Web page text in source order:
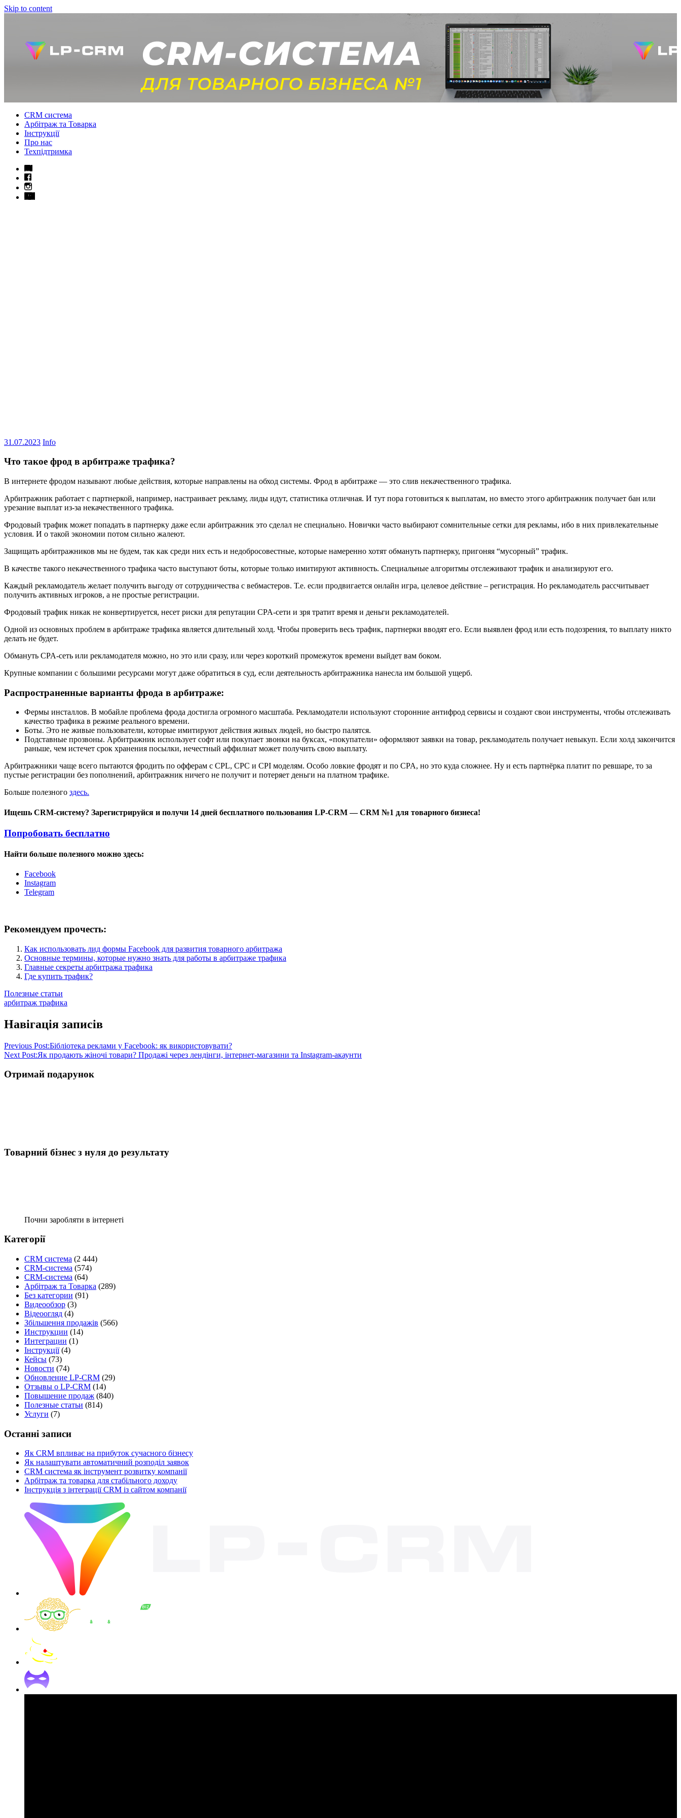
Skip to content
CRM система
Арбітраж та Товарка
Інструкції
Про нас
Техпідтримка
31.07.2023 Info
Что такое фрод в арбитраже трафика?
В интернете фродом называют любые действия, которые направлены на обход системы. Фрод в арбитраже — это слив некачественного трафика.
Арбитражник работает с партнеркой, например, настраивает рекламу, лиды идут, статистика отличная. И тут пора готовиться к выплатам, но вместо этого арбитражник получает бан или
урезание выплат из-за некачественного трафика.
Фродовый трафик может попадать в партнерку даже если арбитражник это сделал не специально. Новички часто выбирают сомнительные сетки для рекламы, ибо в них привлекательные
условия. И о такой экономии потом сильно жалеют.
Защищать арбитражников мы не будем, так как среди них есть и недобросовестные, которые намеренно хотят обмануть партнерку, пригоняя “мусорный” трафик.
В качестве такого некачественного трафика часто выступают боты, которые только имитируют активность. Специальные алгоритмы отслеживают трафик и анализируют его.
Каждый рекламодатель желает получить выгоду от сотрудничества с вебмастеров. Т.е. если продвигается онлайн игра, целевое действие – регистрация. Но рекламодатель рассчитывает
получить активных игроков, а не простые регистрации.
Фродовый трафик никак не конвертируется, несет риски для репутации CPA-сети и зря тратит время и деньги рекламодателей.
Одной из основных проблем в арбитраже трафика является длительный холд. Чтобы проверить весь трафик, партнерки вводят его. Если выявлен фрод или есть подозрения, то выплату никто
делать не будет.
Обмануть CPA-сеть или рекламодателя можно, но это или сразу, или через короткий промежуток времени выйдет вам боком.
Крупные компании с большими ресурсами могут даже обратиться в суд, если деятельность арбитражника нанесла им большой ущерб.
Распространенные варианты фрода в арбитраже:
Фермы инсталлов. В мобайле проблема фрода достигла огромного масштаба. Рекламодатели используют сторонние антифрод сервисы и создают свои инструменты, чтобы отслеживать
качество трафика в режиме реального времени.
Боты. Это не живые пользователи, которые имитируют действия живых людей, но быстро палятся.
Подставные прозвоны. Арбитражник использует софт или покупает звонки на буксах, «покупатели» оформляют заявки на товар, рекламодатель получает невыкуп. Если холд закончится
раньше, чем истечет срок хранения посылки, нечестный аффилиат может получить свою выплату.
Арбитражники чаще всего пытаются фродить по офферам с CPL, CPC и CPI моделям. Особо ловкие фродят и по CPA, но это куда сложнее. Ну и есть партнёрка платит по ревшаре, то за
пустые регистрации без пополнений, арбитражник ничего не получит и потеряет деньги на платном трафике.
Больше полезного здесь.
Ищешь CRM-систему? Зарегистрируйся и получи 14 дней бесплатного пользования LP-CRM — CRM №1 для товарного бизнеса!
Попробовать бесплатно
Найти больше полезного можно здесь:
Facebook
Instagram
Telegram
Рекомендуем прочесть:
Как использовать лид формы Facebook для развития товарного арбитража
Основные термины, которые нужно знать для работы в арбитраже трафика
Главные секреты арбитража трафика
Где купить трафик?
Полезные статьи
арбитраж трафика
Навігація записів
Previous Post:Бібліотека реклами у Facebook: як використовувати?
Next Post:Як продають жіночі товари? Продажі через лендінги, інтернет-магазини та Instagram-акаунти
Отримай подарунок
Товарний бізнес з нуля до результату
Почни заробляти в інтернеті
Категорії
CRM система (2 444)
CRM-система (574)
CRM-система (64)
Арбітраж та Товарка (289)
Без категории (91)
Видеообзор (3)
Відеоогляд (4)
Збільшення продажів (566)
Инструкции (14)
Интеграции (1)
Інструкції(4)
Кейсы (73)
Новости (74)
Обновление LP-CRM (29)
Отзывы о LP-CRM (14)
Повышение продаж (840)
Полезные статьи (814)
Услуги (7)
Останні записи
Як CRM впливає на прибуток сучасного бізнесу
Як налаштувати автоматичний розподіл заявок
CRM система як інструмент розвитку компанії
Арбітраж та товарка для стабільного доходу
Інструкція з інтеграції CRM із сайтом компанії